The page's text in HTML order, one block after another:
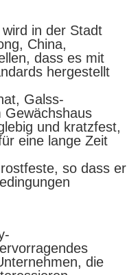
in der Stadt
China,
dass es mit
hergestellt
Galss-
Gewächshaus
und kratzfest,
eine lange Zeit
so dass er
die